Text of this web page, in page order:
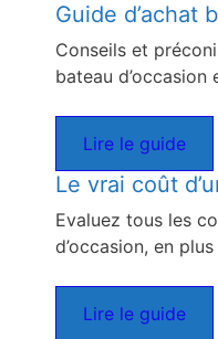
Guide d’achat
Conseils et
bateau
Lire le guide
Le vrai coût
Evaluez tous les
d’occasion, en
Lire le guide